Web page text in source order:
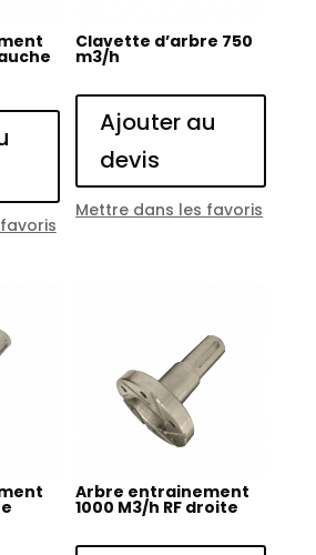
Clavette d’arbre 750
m3/h
Ajouter au
devis
Mettre dans les favoris
Arbre entrainement
1000 M3/h RF droite